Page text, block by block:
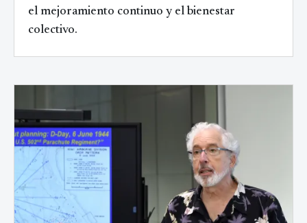
el mejoramiento continuo y el bienestar
colectivo.